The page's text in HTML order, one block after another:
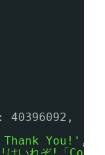
: 40396092,
Thank You!' ,
!はいれぞ!「